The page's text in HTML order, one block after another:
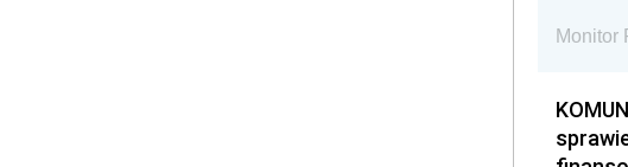
Monitor